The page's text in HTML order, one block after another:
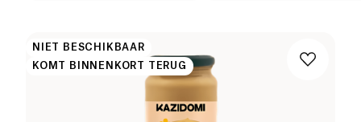
NIET BESCHIKBAAR
KOMT BINNENKORT TERUG